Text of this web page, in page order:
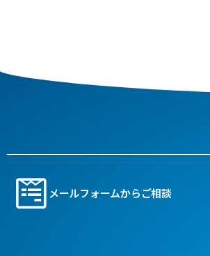
メールフォームからご相談